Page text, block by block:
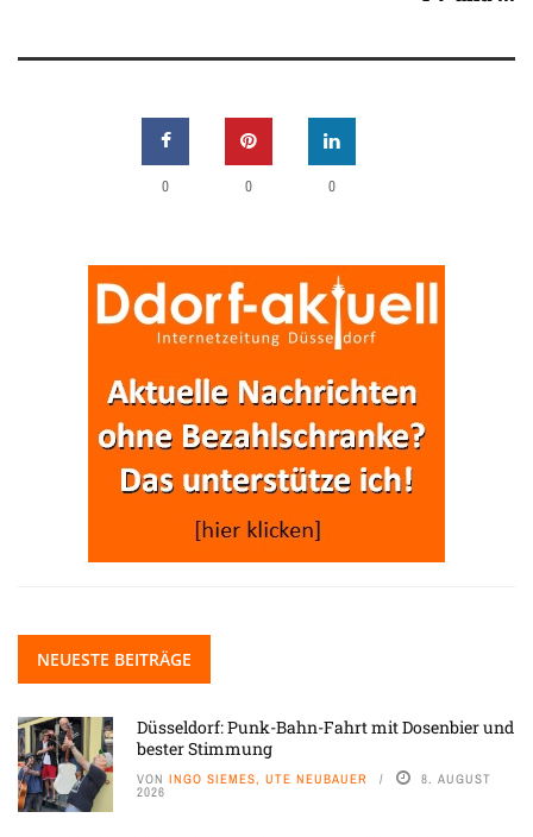
0 0 0
NEUESTE BEITRÄGE
Düsseldorf: Punk-Bahn-Fahrt mit Dosenbier und
bester Stimmung
VON INGO SIEMES, UTE NEUBAUER 8. AUGUST
2026